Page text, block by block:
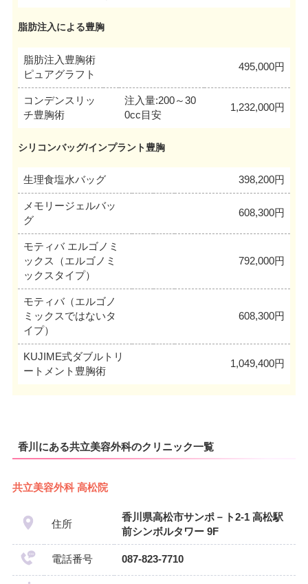
脂肪注入による豊胸
脂肪注入豊胸術
ピュアグラフト
495,000円
コンデンスリッ
チ豊胸術
注入量:200～30
0cc目安
1,232,000円
シリコンバッグ/インプラント豊胸
生理食塩水バッグ 398,200円
メモリージェルバッ
グ
608,300円
モティバ エルゴノミ
ックス（エルゴノミ
ックスタイプ）
792,000円
モティバ（エルゴノ
ミックスではないタ
イプ）
608,300円
KUJIME式ダブルトリ
ートメント豊胸術
1,049,400円
香川にある共立美容外科のクリニック一覧
共立美容外科 高松院
住所
香川県高松市サンポ－ト2-1 高松駅
前シンボルタワー 9F
電話番号 087-823-7710